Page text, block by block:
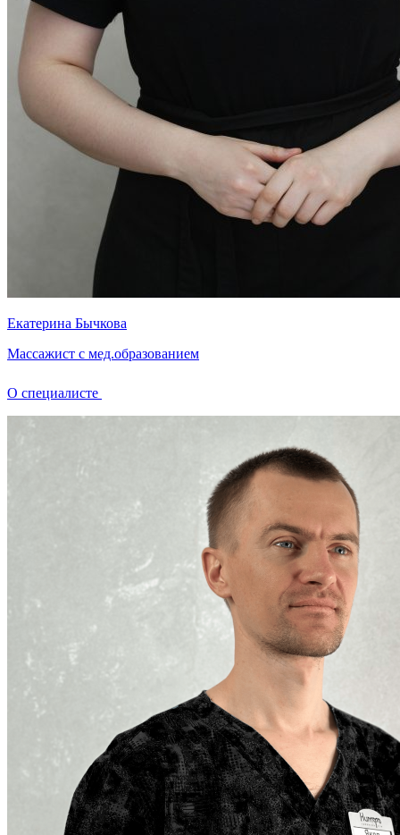
Екатерина Бычкова
Массажист с мед.образованием
О специалисте